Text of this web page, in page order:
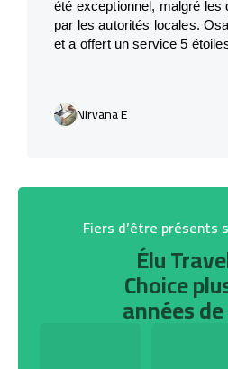
été exceptionnel, malgré les
par les autorités locales.
et a offert un service 5
Nirvana E
Fiers d’être présents
Élu
Choice
années